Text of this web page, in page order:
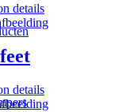
details
details